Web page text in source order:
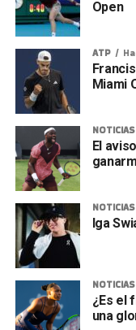
Open
ATP
Miami
NOTICIAS
El
NOTICIAS
Iga
NOTICIAS
¿Es el
una